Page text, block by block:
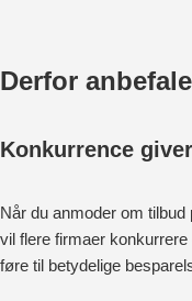
Derfor
Konkurrence
Når du anmoder om
vil flere firmaer
føre til betydelige